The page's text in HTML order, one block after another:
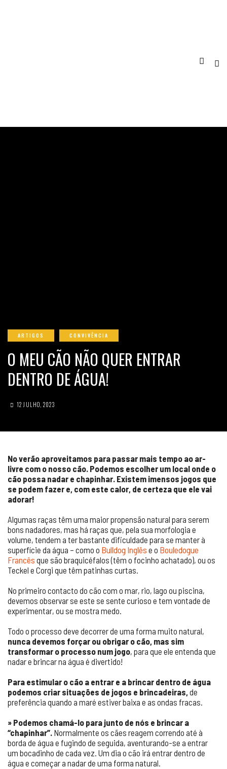
ARTIGOS CONVIVÊNCIA
O MEU CÃO NÃO QUER ENTRAR
DENTRO DE ÁGUA!
12 JULHO, 2023
No verão aproveitamos para passar mais tempo ao ar-
livre com o nosso cão. Podemos escolher um local onde o
cão possa nadar e chapinhar. Existem imensos jogos que
se podem fazer e, com este calor, de certeza que ele vai
adorar!
Algumas raças têm uma maior propensão natural para serem
bons nadadores, mas há raças que, pela sua morfologia e
volume, tendem a ter bastante dificuldade para se manter à
superfície da água – como o Bulldog Inglês e o Bouledogue
Francês que são braquicéfalos (têm o focinho achatado), ou os
Teckel e Corgi que têm patinhas curtas.
No primeiro contacto do cão com o mar, rio, lago ou piscina,
devemos observar se este se sente curioso e tem vontade de
experimentar, ou se mostra medo.
Todo o processo deve decorrer de uma forma muito natural,
nunca devemos forçar ou obrigar o cão, mas sim
transformar o processo num jogo, para que ele entenda que
nadar e brincar na água é divertido!
Para estimular o cão a entrar e a brincar dentro de água
podemos criar situações de jogos e brincadeiras,de
preferência quando a maré estiver baixa e as ondas fracas.
» Podemos chamá-lo para junto de nós e brincar a
“chapinhar”. Normalmente os cães reagem correndo até à
borda de água e fugindo de seguida, aventurando-se a entrar
um bocadinho de cada vez. Um dia o cão irá entrar dentro de
água e começar a nadar de uma forma natural.